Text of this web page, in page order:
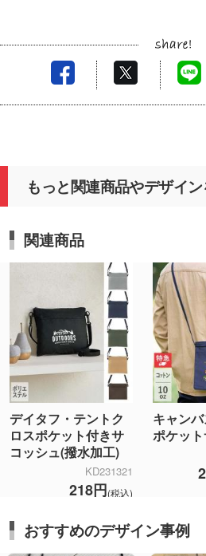
もっと関連商品やデザイ
関連商品
デイタフ・テントク
ロスポケット付きサ
コッシュ(撥水加工)
KD231321
218円(税込)
キャン
ポケッ
おすすめのデザイン事例